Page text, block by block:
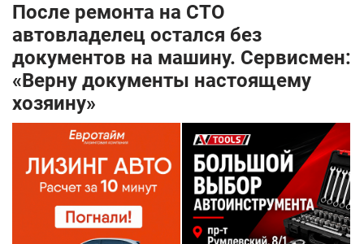
После ремонта на СТО
автовладелец остался без
документов на машину. Сервисмен:
«Верну документы настоящему
хозяину»